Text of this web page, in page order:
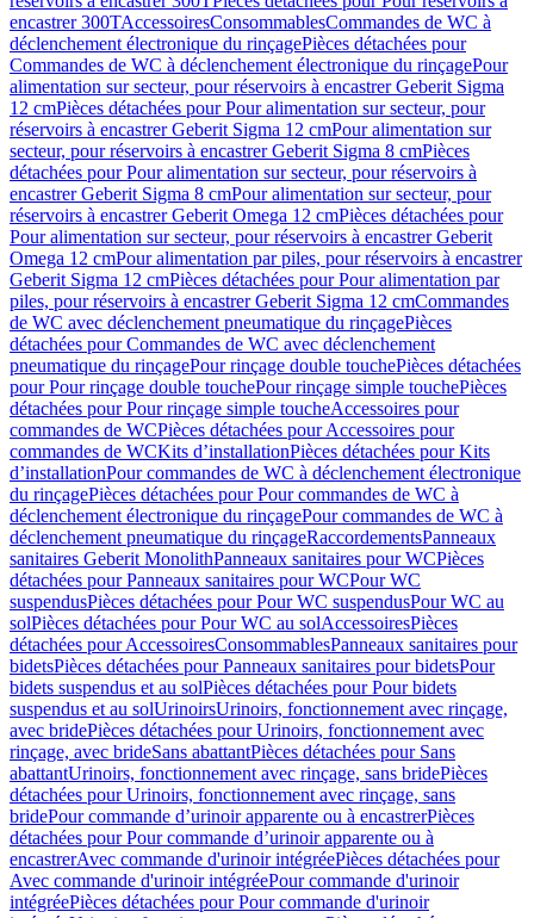
encastrer 300TAccessoiresConsommablesCommandes de WC à
déclenchement électronique du rinçagePièces détachées pour
Commandes de WC à déclenchement électronique du rinçagePour
alimentation sur secteur, pour réservoirs à encastrer Geberit Sigma
12 cmPièces détachées pour Pour alimentation sur secteur, pour
réservoirs à encastrer Geberit Sigma 12 cmPour alimentation sur
secteur, pour réservoirs à encastrer Geberit Sigma 8 cmPièces
détachées pour Pour alimentation sur secteur, pour réservoirs à
encastrer Geberit Sigma 8 cmPour alimentation sur secteur, pour
réservoirs à encastrer Geberit Omega 12 cmPièces détachées pour
Pour alimentation sur secteur, pour réservoirs à encastrer Geberit
Omega 12 cmPour alimentation par piles, pour réservoirs à encastrer
Geberit Sigma 12 cmPièces détachées pour Pour alimentation par
piles, pour réservoirs à encastrer Geberit Sigma 12 cmCommandes
de WC avec déclenchement pneumatique du rinçagePièces
détachées pour Commandes de WC avec déclenchement
pneumatique du rinçagePour rinçage double touchePièces détachées
pour Pour rinçage double touchePour rinçage simple touchePièces
détachées pour Pour rinçage simple toucheAccessoires pour
commandes de WCPièces détachées pour Accessoires pour
commandes de WCKits d’installationPièces détachées pour Kits
d’installationPour commandes de WC à déclenchement électronique
du rinçagePièces détachées pour Pour commandes de WC à
déclenchement électronique du rinçagePour commandes de WC à
déclenchement pneumatique du rinçageRaccordementsPanneaux
sanitaires Geberit MonolithPanneaux sanitaires pour WCPièces
détachées pour Panneaux sanitaires pour WCPour WC
suspendusPièces détachées pour Pour WC suspendusPour WC au
solPièces détachées pour Pour WC au solAccessoiresPièces
détachées pour AccessoiresConsommablesPanneaux sanitaires pour
bidetsPièces détachées pour Panneaux sanitaires pour bidetsPour
bidets suspendus et au solPièces détachées pour Pour bidets
suspendus et au solUrinoirsUrinoirs, fonctionnement avec rinçage,
avec bridePièces détachées pour Urinoirs, fonctionnement avec
rinçage, avec brideSans abattantPièces détachées pour Sans
abattantUrinoirs, fonctionnement avec rinçage, sans bridePièces
détachées pour Urinoirs, fonctionnement avec rinçage, sans
bridePour commande d’urinoir apparente ou à encastrerPièces
détachées pour Pour commande d’urinoir apparente ou à
encastrerAvec commande d'urinoir intégréePièces détachées pour
Avec commande d'urinoir intégréePour commande d'urinoir
intégréePièces détachées pour Pour commande d'urinoir